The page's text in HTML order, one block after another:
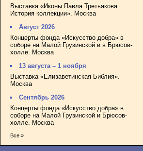
Выставка «Иконы Павла Третьякова.
История коллекции». Москва
Август 2026
Концерты фонда «Искусство добра» в
соборе на Малой Грузинской и в Брюсов-
холле. Москва
13 августа – 1 ноября
Выставка «Елизаветинская Библия».
Москва
Сентябрь 2026
Концерты фонда «Искусство добра» в
соборе на Малой Грузинской и Брюсов-
холле. Москва
Все »